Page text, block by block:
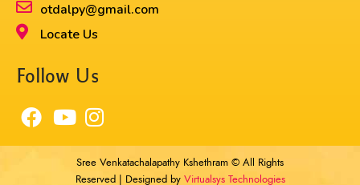
otdalpy@gmail.com
Locate Us
Follow Us
Sree Venkatachalapathy Kshethram © All Rights
Reserved | Designed by Virtualsys Technologies